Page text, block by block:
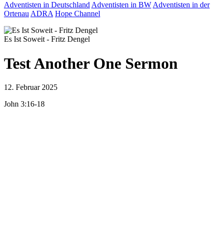
Adventisten in Deutschland Adventisten in BW Adventisten in der
Ortenau ADRA Hope Channel
Es Ist Soweit - Fritz Dengel
Test Another One Sermon
12. Februar 2025
John 3:16-18